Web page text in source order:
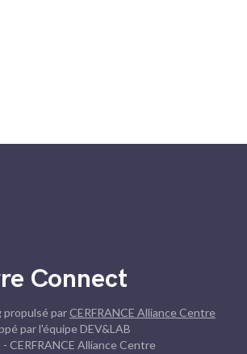
Connect
propulsé par CERFRANCE Alliance Centre
par l'équipe DEV&LAB
CERFRANCE Alliance Centre